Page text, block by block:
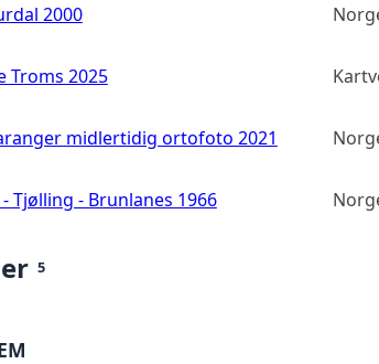
2000
Troms 2025
midlertidig ortofoto 2021
Tjølling - Brunlanes 1966
5